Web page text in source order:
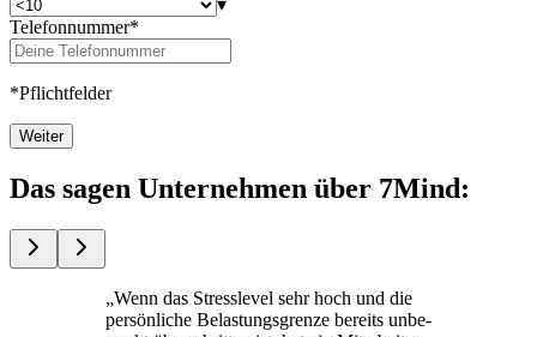
▾
Telefonnummer*
*Pflichtfelder
Weiter
Das sagen Unternehmen über 7Mind:
„Wenn das Stress­le­vel sehr hoch und die
per­sön­li­che Belas­tungs­grenze bereits unbe­